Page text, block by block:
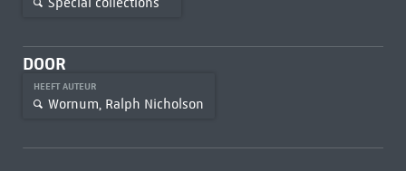
DOOR
HEEFT AUTEUR
Wornum, Ralph Nicholson